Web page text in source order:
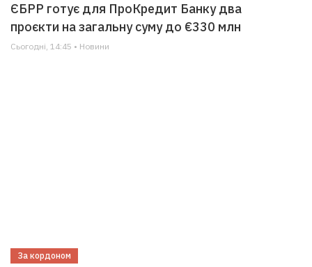
ЄБРР готує для ПроКредит Банку два
проєкти на загальну суму до €330 млн
Сьогодні, 14:45 • Новини
За кордоном